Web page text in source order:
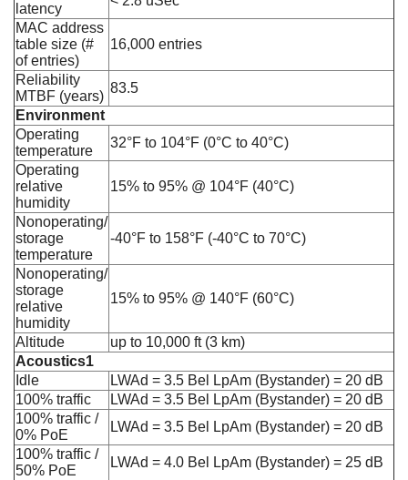
latency
MAC address
table size (#
of entries)
16,000 entries
Reliability
MTBF (years)
83.5
Environment
Operating
temperature
32°F to 104°F (0°C to 40°C)
Operating
relative
humidity
15% to 95% @ 104°F (40°C)
Nonoperating/
storage
temperature
-40°F to 158°F (-40°C to 70°C)
Nonoperating/
storage
relative
humidity
15% to 95% @ 140°F (60°C)
Altitude
up to 10,000 ft (3 km)
Acoustics1
Idle
LWAd = 3.5 Bel LpAm (Bystander) = 20 dB
100% traffic
LWAd = 3.5 Bel LpAm (Bystander) = 20 dB
100% traffic /
0% PoE
LWAd = 3.5 Bel LpAm (Bystander) = 20 dB
100% traffic /
50% PoE
LWAd = 4.0 Bel LpAm (Bystander) = 25 dB